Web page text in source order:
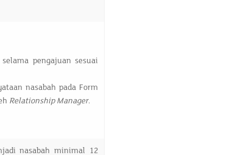
pengajuan sesuai
nasabah pada Form
Relationship Manager.
nasabah minimal 12